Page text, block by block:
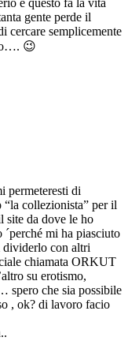
e questo fa la vita
gente perde il
cercare semplicemente
😉
permeteresti di
collezionista” per il
site da dove le ho
mi ha piasciuto
dividerlo con altri
chiamata ORKUT
su erotismo,
spero che sia possibile
, ok? di lavoro facio